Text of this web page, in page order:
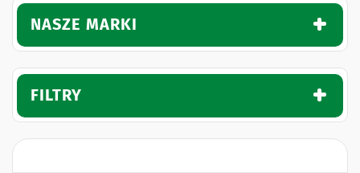
NASZE MARKI
FILTRY